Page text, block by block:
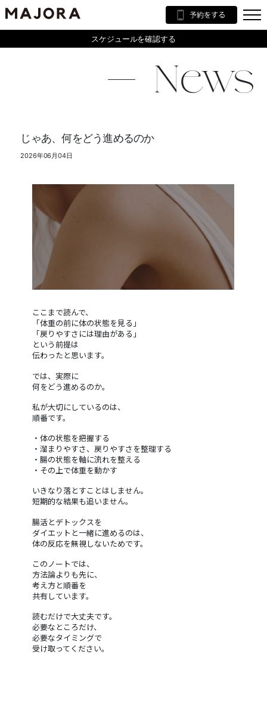
スケジュールを確認する
News
じゃあ、何をどう進めるのか
2026年06月04日
ここまで読んで、
「体重の前に体の状態を見る」
「戻りやすさには理由がある」
という前提は
伝わったと思います。
では、実際に
何をどう進めるのか。
私が大切にしているのは、
順番です。
・体の状態を把握する
・溜まりやすさ、戻りやすさを整理する
・腸の状態を軸に流れを整える
・その上で体重を動かす
いきなり落とすことはしません。
短期的な結果も追いません。
腸活とデトックスを
ダイエットと一緒に進めるのは、
体の反応を無視しないためです。
このノートでは、
方法論よりも先に、
考え方と順番を
共有しています。
読むだけで大丈夫です。
必要なところだけ、
必要なタイミングで
受け取ってください。